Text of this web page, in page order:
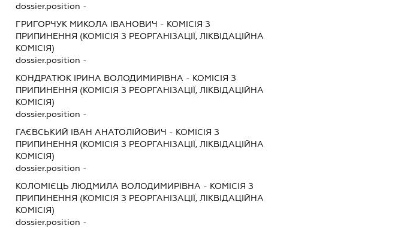
dossier.position -
ГРИГОРЧУК МИКОЛА ІВАНОВИЧ - КОМІСІЯ З
ПРИПИНЕННЯ (КОМІСІЯ З РЕОРГАНІЗАЦІЇ, ЛІКВІДАЦІЙНА
КОМІСІЯ)
dossier.position -
КОНДРАТЮК ІРИНА ВОЛОДИМИРІВНА - КОМІСІЯ З
ПРИПИНЕННЯ (КОМІСІЯ З РЕОРГАНІЗАЦІЇ, ЛІКВІДАЦІЙНА
КОМІСІЯ)
dossier.position -
ГАЄВСЬКИЙ ІВАН АНАТОЛІЙОВИЧ - КОМІСІЯ З
ПРИПИНЕННЯ (КОМІСІЯ З РЕОРГАНІЗАЦІЇ, ЛІКВІДАЦІЙНА
КОМІСІЯ)
dossier.position -
КОЛОМІЄЦЬ ЛЮДМИЛА ВОЛОДИМИРІВНА - КОМІСІЯ З
ПРИПИНЕННЯ (КОМІСІЯ З РЕОРГАНІЗАЦІЇ, ЛІКВІДАЦІЙНА
КОМІСІЯ)
dossier.position -